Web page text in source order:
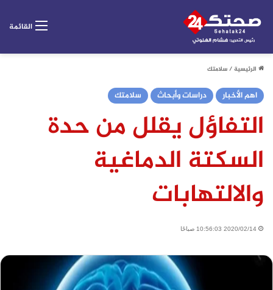
القائمة
الرئيسية/سلامتك
اهم الأخبار دراسات وأبحاث سلامتك
التفاؤل يقلل من حدة
السكتة الدماغية
والالتهابات
2020/02/14 10:56:03 صباحًا